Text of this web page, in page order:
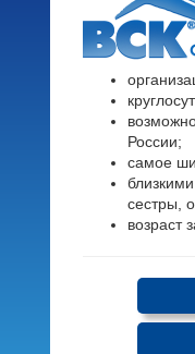
России;
самое
сестры,
возраст